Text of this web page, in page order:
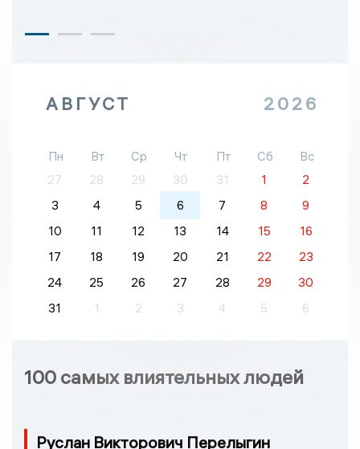
АВГУСТ 2026
Пн Вт Ср Чт Пт Сб
Вс
27
28 29 30 31 1
2
3
4 5 6 7 8
9
10
11 12 13 14 15
16
17
18 19 20 21 22
23
24
25 26 27 28 29
30
31
1 2 3 4 5 6
100 самых влиятельных людей
Руслан Викторович Перелыгин